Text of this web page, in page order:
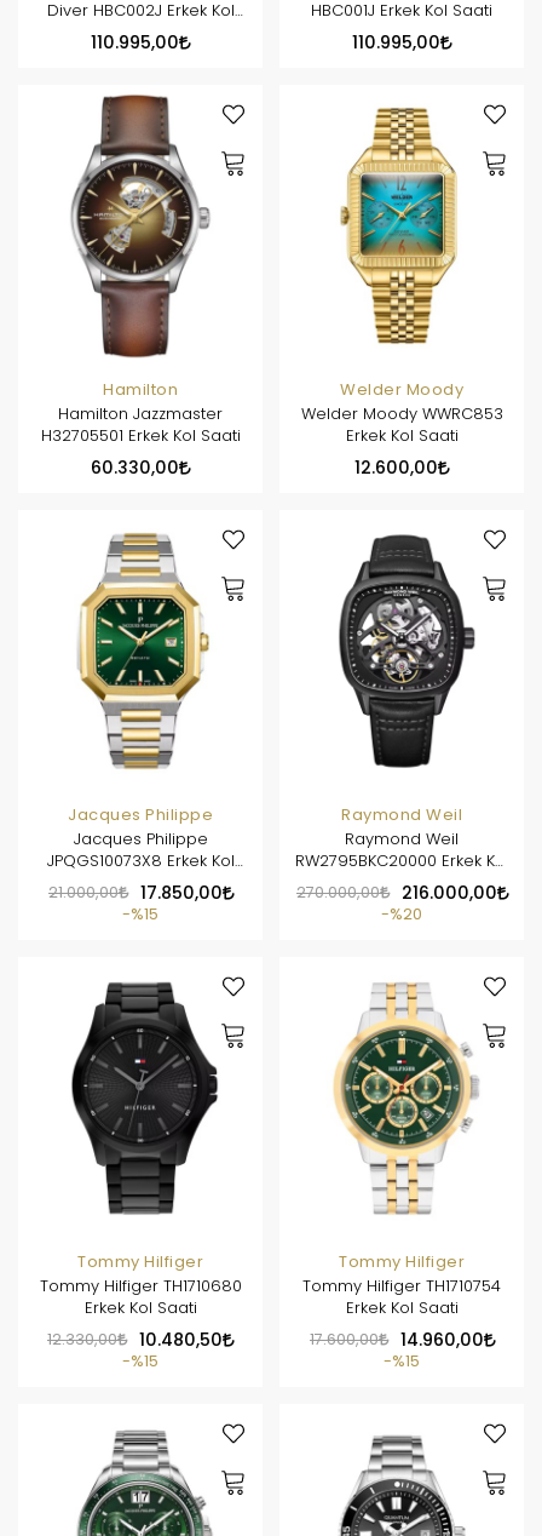
Diver HBC002J Erkek Kol
Saati
110.995,00
HBC001J Erkek Kol Saati
110.995,00
Hamilton
Hamilton Jazzmaster
H32705501 Erkek Kol Saati
60.330,00
Welder Moody
Welder Moody WWRC853
Erkek Kol Saati
12.600,00
Jacques Philippe
Jacques Philippe
JPQGS10073X8 Erkek Kol
Saati
21.000,00 17.850,00
%15
Raymond Weil
Raymond Weil
RW2795BKC20000 Erkek Kol
Saati
270.000,00 216.000,00
%20
Tommy Hilfiger
Tommy Hilfiger TH1710680
Erkek Kol Saati
12.330,00
10.480,50
%15
Tommy Hilfiger
Tommy Hilfiger TH1710754
Erkek Kol Saati
17.600,00
14.960,00
%15